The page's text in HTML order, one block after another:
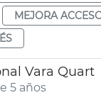
MEJORA
Vara Quart
5 años